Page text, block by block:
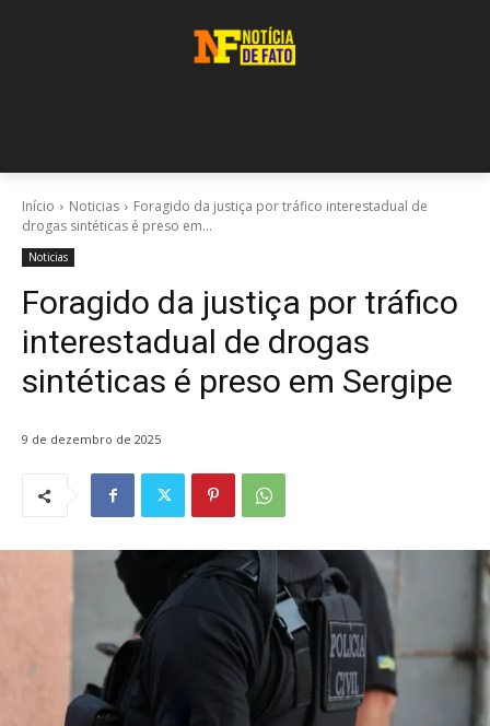
Início Noticias
Foragido da justiça por tráfico interestadual de
drogas sintéticas é preso em...
Noticias
Foragido da justiça por tráfico
interestadual de drogas
sintéticas é preso em Sergipe
9 de dezembro de 2025